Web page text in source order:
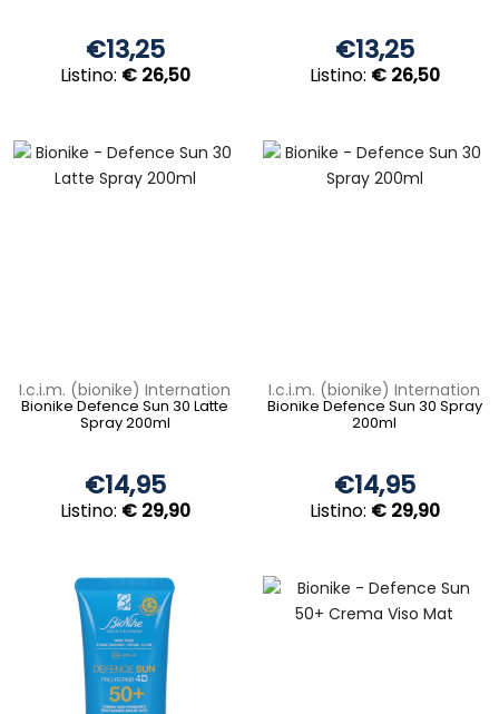
€13,25
Listino: € 26,50
€13,25
Listino: € 26,50
I.c.i.m. (bionike) Internation
Bionike Defence Sun 30 Latte
Spray 200ml
€14,95
Listino: € 29,90
I.c.i.m. (bionike) Internation
Bionike Defence Sun 30 Spray
200ml
€14,95
Listino: € 29,90